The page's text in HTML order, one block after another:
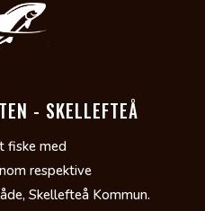
- SKELLEFTEÅ
fiske med
respektive
Skellefteå Kommun.